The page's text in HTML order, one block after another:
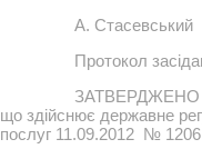
А. Стасевський
Протокол
ЗАТВЕРДЖЕНО
що здійснює державне
послуг 11.09.2012 № 1206